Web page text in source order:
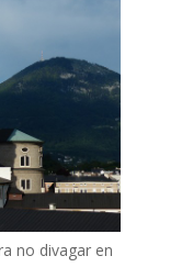
no divagar en